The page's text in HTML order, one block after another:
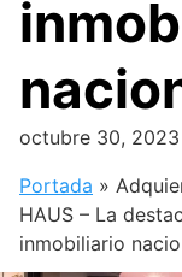
octubre 30, 2023
Portada »
HAUS – La
inmobiliario